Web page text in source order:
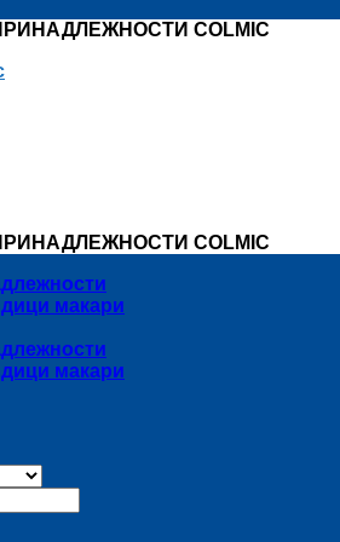
COLMIC
COLMIC